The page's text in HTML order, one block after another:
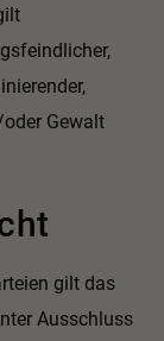
Gewalt
gilt das
Ausschluss